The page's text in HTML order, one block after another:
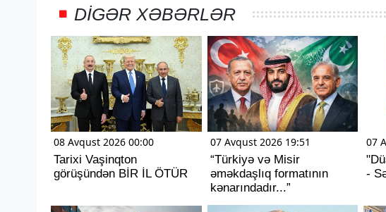
DIGƏR XƏBƏRLƏR
08 Avqust 2026 00:00
Tarixi Vaşinqton
görüşündən BİR İL ÖTÜR
07 Avqust 2026 19:51
“Türkiyə və Misir
əməkdaşlıq formatının
kənarındadır...”
07
-